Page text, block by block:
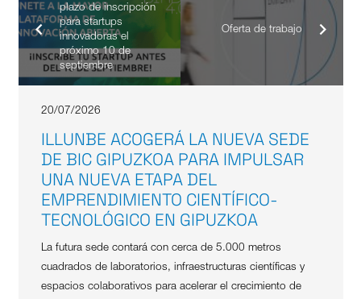
plazo de inscripción
para startups
innovadoras el
próximo 10 de
septiembre
Oferta de trabajo
20/07/2026
ILLUNBE ACOGERÁ LA NUEVA SEDE
DE BIC GIPUZKOA PARA IMPULSAR
UNA NUEVA ETAPA DEL
EMPRENDIMIENTO CIENTÍFICO-
TECNOLÓGICO EN GIPUZKOA
La futura sede contará con cerca de 5.000 metros
cuadrados de laboratorios, infraestructuras científicas y
espacios colaborativos para acelerar el crecimiento de